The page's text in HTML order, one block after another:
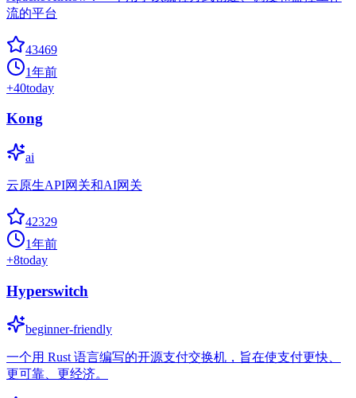
流的平台
43469
1年前
+40today
Kong
ai
云原生API网关和AI网关
42329
1年前
+8today
Hyperswitch
beginner-friendly
一个用 Rust 语言编写的开源支付交换机，旨在使支付更快、
更可靠、更经济。